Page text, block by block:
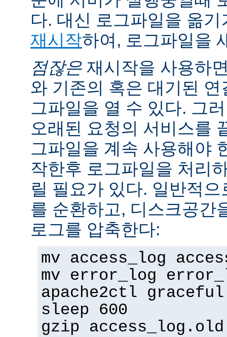
다. 대신 로그파일을 옮
재시작하여, 로그파일을
점잖은 재시작을 사용하
와 기존의 혹은 대기된
그파일을 열 수 있다. 그
오래된 요청의 서비스를
그파일을 계속 사용해야
작한후 로그파일을 처리
릴 필요가 있다. 일반적
를 순환하고, 디스크공간
로그를 압축한다:
mv access_log
mv error_log
apache2ctl graceful
sleep 600
gzip